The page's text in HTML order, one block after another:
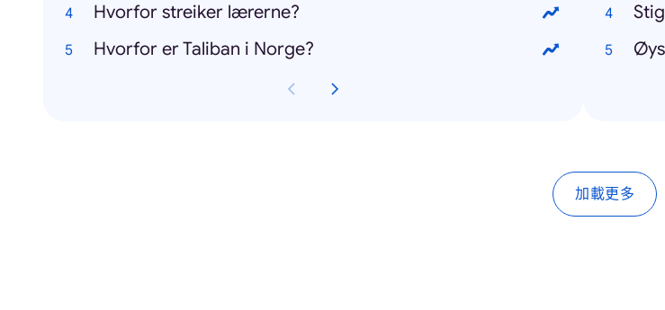
Hvorfor streiker lærerne?
Hvorfor er Taliban i Norge?
加載更多